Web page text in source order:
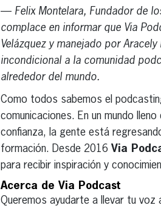
— Felix Montelara, Fundador de
complace en informar que Via
Velázquez y manejado por
incondicional a la comunidad
alrededor del mundo.
Como todos sabemos el
comunicaciones. En un mundo
confianza, la gente está
formación. Desde 2016 Via
para recibir inspiración y
Acerca de Via Podcast
Queremos ayudarte a llevar tu